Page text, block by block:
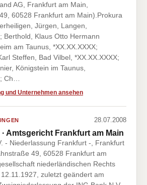
AG, Frankfurt am Main,
60528 Frankfurt am Main).Prokura
Jürgen, Langen,
Berthold, Klaus Otto Hermann
am Taunus, *XX.XX.XXXX;
Steffen, Bad Vilbel, *XX.XX.XXXX;
Königstein im Taunus,
Ch…
und Unternehmen ansehen
28.07.2008
· Amtsgericht Frankfurt am Main
- Niederlassung Frankfurt -, Frankfurt
49, 60528 Frankfurt am
niederländischen Rechts
zuletzt geändert am